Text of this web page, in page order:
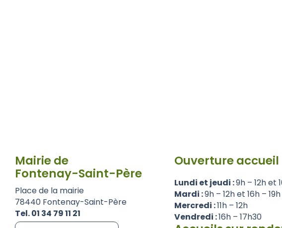
Mairie de
Fontenay-Saint-Père
Place de la mairie
78440 Fontenay-Saint-Père
Tel. 01 34 79 11 21
Ouverture accueil
Lundi et jeudi :9h – 12h et
Mardi :9h – 12h et 16h – 19h
Mercredi :11h – 12h
Vendredi :16h – 17h30